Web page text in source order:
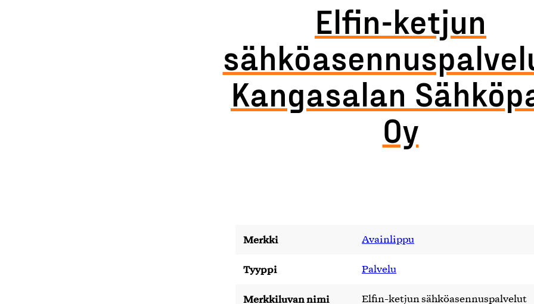
Elfin-ketjun
Kangasalan
Oy
Merkki Avainlippu
Tyyppi Palvelu
Merkkiluvan nimi Elfin-ketjun sähköasennuspalvelut